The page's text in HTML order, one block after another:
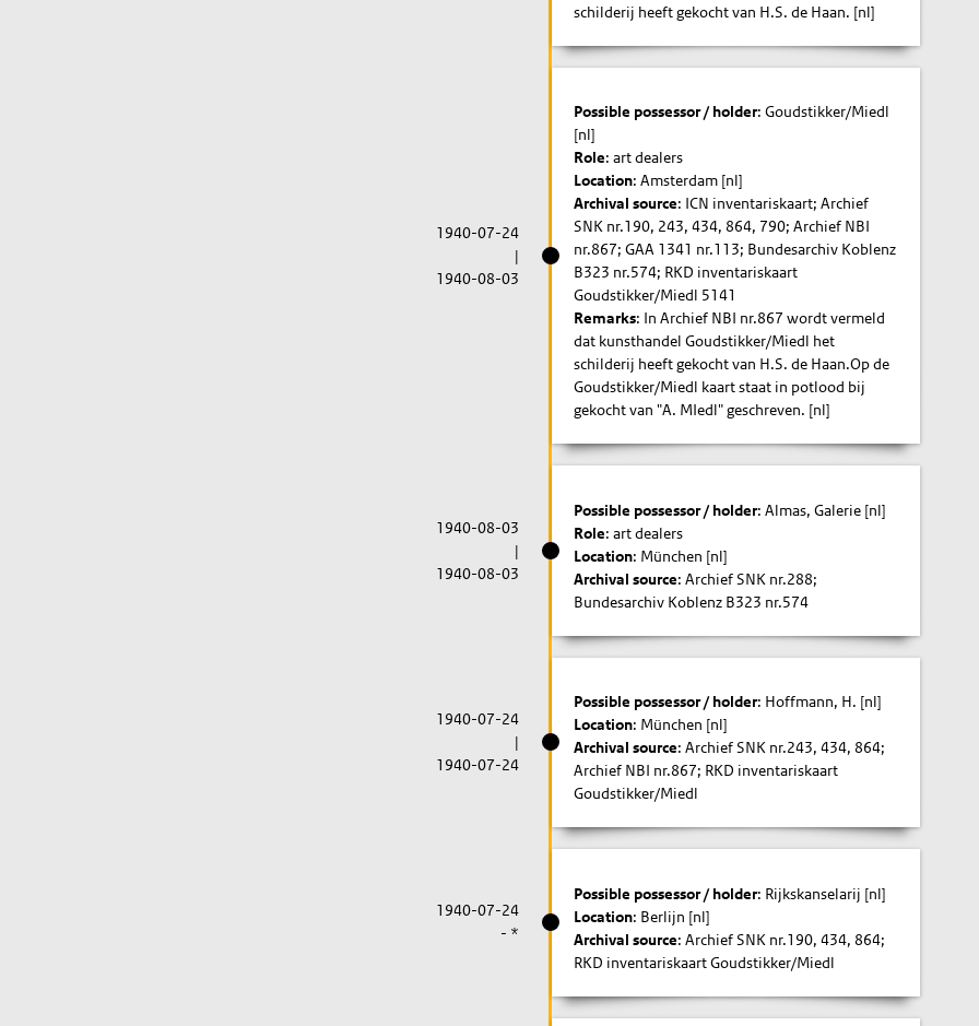
schilderij heeft gekocht van H.S. de Haan. [nl]
1940-07-24
|
1940-08-03
Possible possessor / holder: Goudstikker/Miedl
[nl]
Role: art dealers
Location: Amsterdam [nl]
Archival source: ICN inventariskaart; Archief
SNK nr.190, 243, 434, 864, 790; Archief NBI
nr.867; GAA 1341 nr.113; Bundesarchiv Koblenz
B323 nr.574; RKD inventariskaart
Goudstikker/Miedl 5141
Remarks: In Archief NBI nr.867 wordt vermeld
dat kunsthandel Goudstikker/Miedl het
schilderij heeft gekocht van H.S. de Haan.Op de
Goudstikker/Miedl kaart staat in potlood bij
gekocht van "A. MIedl" geschreven. [nl]
1940-08-03
|
1940-08-03
Possible possessor / holder: Almas, Galerie [nl]
Role: art dealers
Location: München [nl]
Archival source: Archief SNK nr.288;
Bundesarchiv Koblenz B323 nr.574
1940-07-24
|
1940-07-24
Possible possessor / holder: Hoffmann, H. [nl]
Location: München [nl]
Archival source: Archief SNK nr.243, 434, 864;
Archief NBI nr.867; RKD inventariskaart
Goudstikker/Miedl
1940-07-24
- *
Possible possessor / holder: Rijkskanselarij [nl]
Location: Berlijn [nl]
Archival source: Archief SNK nr.190, 434, 864;
RKD inventariskaart Goudstikker/Miedl